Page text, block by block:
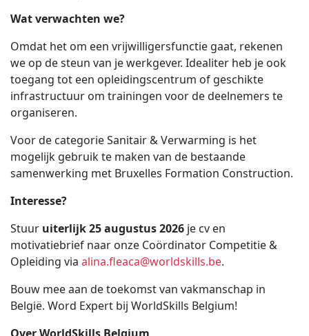
Wat verwachten we?
Omdat het om een vrijwilligersfunctie gaat, rekenen
we op de steun van je werkgever. Idealiter heb je ook
toegang tot een opleidingscentrum of geschikte
infrastructuur om trainingen voor de deelnemers te
organiseren.
Voor de categorie Sanitair & Verwarming is het
mogelijk gebruik te maken van de bestaande
samenwerking met Bruxelles Formation Construction.
Interesse?
Stuur uiterlijk 25 augustus 2026 je cv en
motivatiebrief naar onze Coördinator Competitie &
Opleiding via alina.fleaca@worldskills.be.
Bouw mee aan de toekomst van vakmanschap in
België. Word Expert bij WorldSkills Belgium!